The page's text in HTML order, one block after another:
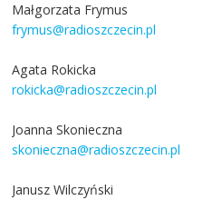
Małgorzata Frymus
frymus@radioszczecin.pl
Agata Rokicka
rokicka@radioszczecin.pl
Joanna Skonieczna
skonieczna@radioszczecin.pl
Janusz Wilczyński